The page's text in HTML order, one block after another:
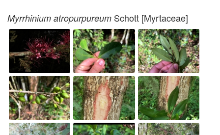
Myrrhinium atropurpureum Schott [Myrtaceae]